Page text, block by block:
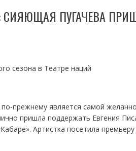
СИЯЮЩАЯ ПУГАЧЕВА
сезона в Театре наций
прежнему является самой
пришла поддержать Евгения
Артистка посетила